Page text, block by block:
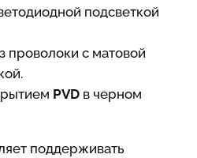
подсветкой
проволоки с матовой
PVDв черном
поддерживать